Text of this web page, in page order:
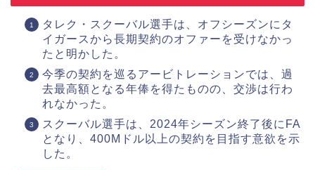
タレク・スクーバル選手は、オフシーズンにタ
イガースから長期契約のオファーを受けなかっ
たと明かした。
今季の契約を巡るアービトレーションでは、過
去最高額となる年俸を得たものの、交渉は行わ
れなかった。
スクーバル選手は、2024年シーズン終了後にFA
となり、400Mドル以上の契約を目指す意欲を示
した。